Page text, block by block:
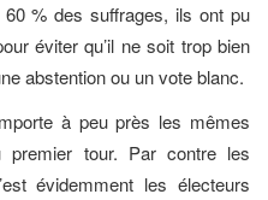
% des suffrages, ils ont pu
éviter qu’il ne soit trop bien
abstention ou un vote blanc.
à peu près les mêmes
premier tour. Par contre les
évidemment les électeurs